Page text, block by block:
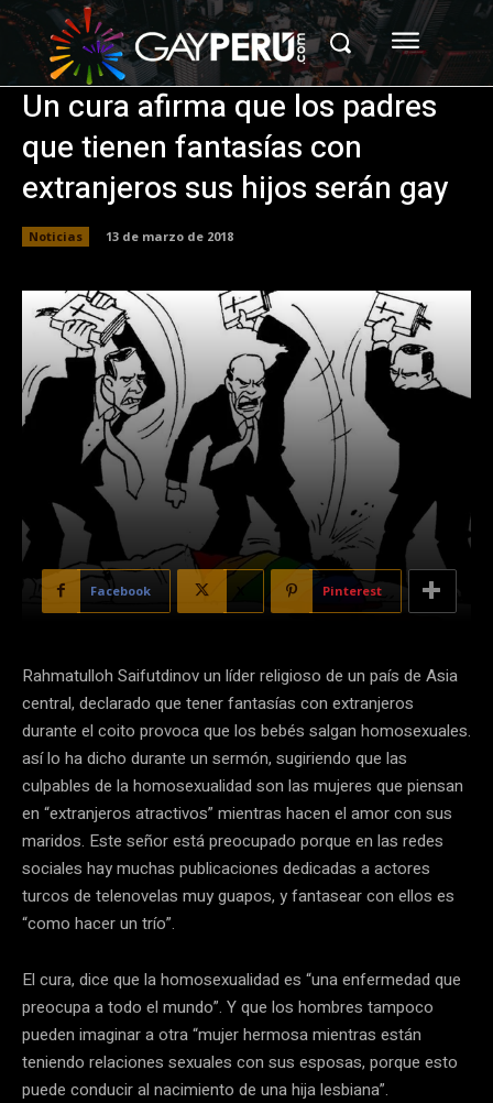
Un cura afirma que los padres
que tienen fantasías con
extranjeros sus hijos serán gay
Noticias 13 de marzo de 2018
Facebook Pinterest
Rahmatulloh Saifutdinov un líder religioso de un país de Asia
central, declarado que tener fantasías con extranjeros
durante el coito provoca que los bebés salgan homosexuales.
así lo ha dicho durante un sermón, sugiriendo que las
culpables de la homosexualidad son las mujeres que piensan
en “extranjeros atractivos” mientras hacen el amor con sus
maridos. Este señor está preocupado porque en las redes
sociales hay muchas publicaciones dedicadas a actores
turcos de telenovelas muy guapos, y fantasear con ellos es
“como hacer un trío”.
El cura, dice que la homosexualidad es “una enfermedad que
preocupa a todo el mundo”. Y que los hombres tampoco
pueden imaginar a otra “mujer hermosa mientras están
teniendo relaciones sexuales con sus esposas, porque esto
puede conducir al nacimiento de una hija lesbiana”.